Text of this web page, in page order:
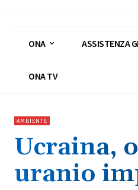
ONA ASSISTENZA
ONA TV
AMBIENTE
Ucraina,
uranio